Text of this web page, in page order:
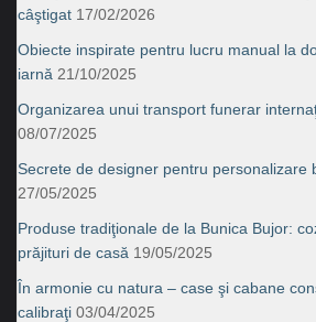
câştigat 17/02/2026
Obiecte inspirate pentru lucru manual la
iarnă 21/10/2025
Organizarea unui transport funerar
08/07/2025
Secrete de designer pentru personalizare
27/05/2025
Produse tradiţionale de la Bunica Bujor:
prăjituri de casă 19/05/2025
În armonie cu natura – case şi cabane
calibraţi 03/04/2025